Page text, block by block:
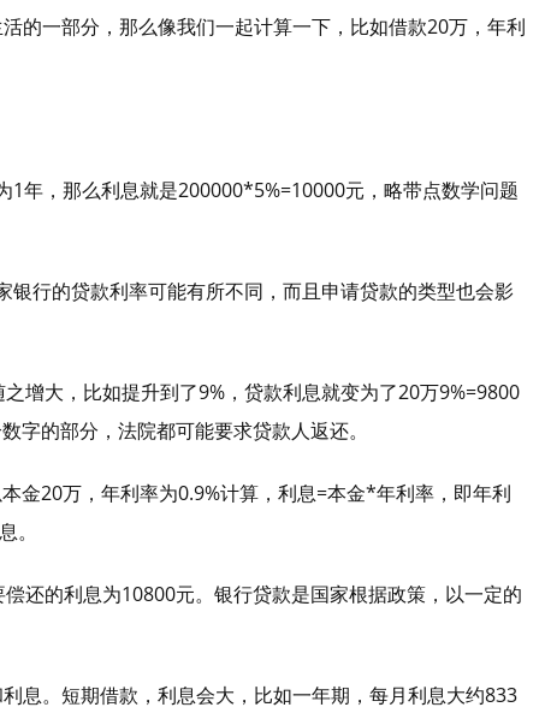
的一部分，那么像我们一起计算一下，比如借款20万，年利
年，那么利息就是200000*5%=10000元，略带点数学问题
行的贷款利率可能有所不同，而且申请贷款的类型也会影
增大，比如提升到了9%，贷款利息就变为了20万9%=9800
字的部分，法院都可能要求贷款人返还。
金20万，年利率为0.9%计算，利息=本金*年利率，即年利
。
还的利息为10800元。银行贷款是国家根据政策，以一定的
息。短期借款，利息会大，比如一年期，每月利息大约833